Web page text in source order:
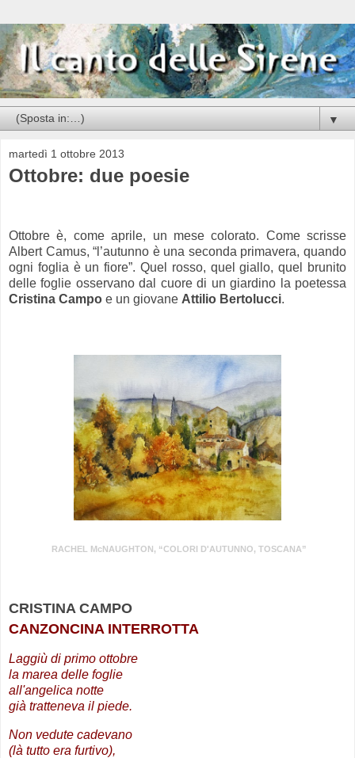
▼
martedì 1 ottobre 2013
Ottobre: due poesie
Ottobre è, come aprile, un mese colorato. Come scrisse
Albert Camus, “l’autunno è una seconda primavera, quando
ogni foglia è un fiore”. Quel rosso, quel giallo, quel brunito
delle foglie osservano dal cuore di un giardino la poetessa
Cristina Campo e un giovane Attilio Bertolucci.
RACHEL McNAUGHTON, “COLORI D'AUTUNNO, TOSCANA”
CRISTINA CAMPO
CANZONCINA INTERROTTA
Laggiù di primo ottobre
la marea delle foglie
all'angelica notte
già tratteneva il piede.
Non vedute cadevano
(là tutto era furtivo),